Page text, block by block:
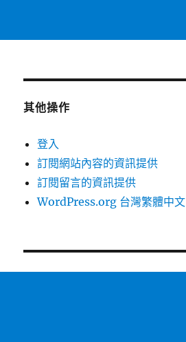
其他操作
登入
訂閱網站內容的資訊提供
訂閱留言的資訊提供
WordPress.org 台灣繁體中文